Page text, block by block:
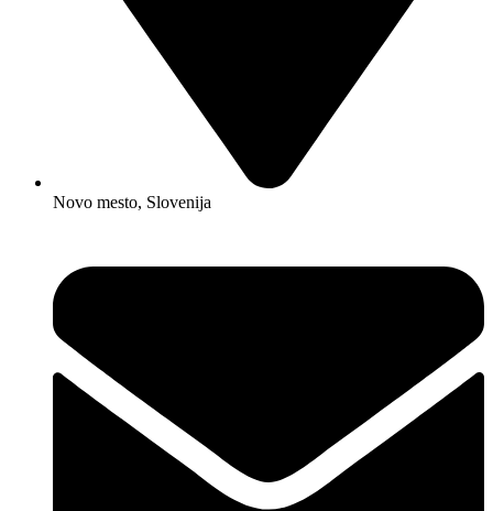
Novo mesto, Slovenija